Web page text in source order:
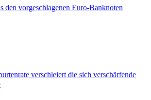
den vorgeschlagenen Euro-Banknoten
verschleiert die sich verschärfende